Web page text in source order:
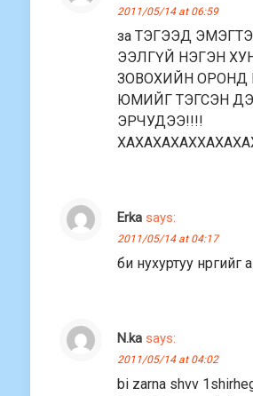
2011/05/14 at 06:59
за ТЭГЭЭД
ЭЭЛГҮЙ НЭГЭН
ЗОВОХИЙН ОРОНД
ЮМИЙГ ТЭГСЭН
ЭРЧУДЭЭ!!!!
Erka says:
2011/05/14 at 04:17
би нухуртуу нргийг
N.ka says:
2011/05/14 at 04:02
bi zarna shvv